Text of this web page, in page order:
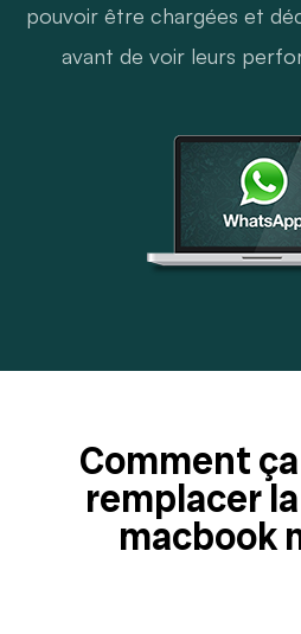
pouvoir être chargées et
avant de voir leurs
Comment
remplacer
macbook